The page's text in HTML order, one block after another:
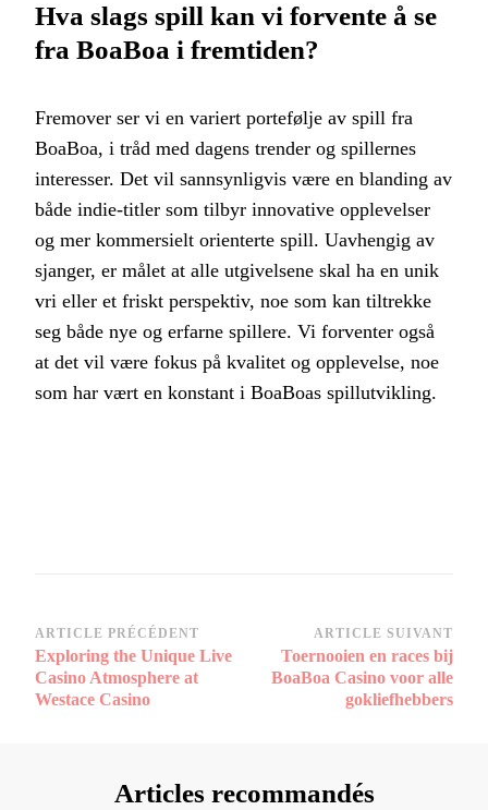
Hva slags spill kan vi forvente å se
fra BoaBoa i fremtiden?
Fremover ser vi en variert portefølje av spill fra
BoaBoa, i tråd med dagens trender og spillernes
interesser. Det vil sannsynligvis være en blanding av
både indie-titler som tilbyr innovative opplevelser
og mer kommersielt orienterte spill. Uavhengig av
sjanger, er målet at alle utgivelsene skal ha en unik
vri eller et friskt perspektiv, noe som kan tiltrekke
seg både nye og erfarne spillere. Vi forventer også
at det vil være fokus på kvalitet og opplevelse, noe
som har vært en konstant i BoaBoas spillutvikling.
Navigation
d’article
ARTICLE PRÉCÉDENT
Exploring the Unique Live
Casino Atmosphere at
Westace Casino
ARTICLE SUIVANT
Toernooien en races bij
BoaBoa Casino voor alle
gokliefhebbers
Articles recommandés